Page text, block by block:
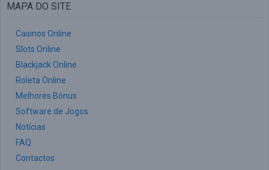
MAPA DO SITE
Casinos Online
Slots Online
Blackjack Online
Roleta Online
Melhores Bónus
Software de Jogos
Notícias
FAQ
Contactos